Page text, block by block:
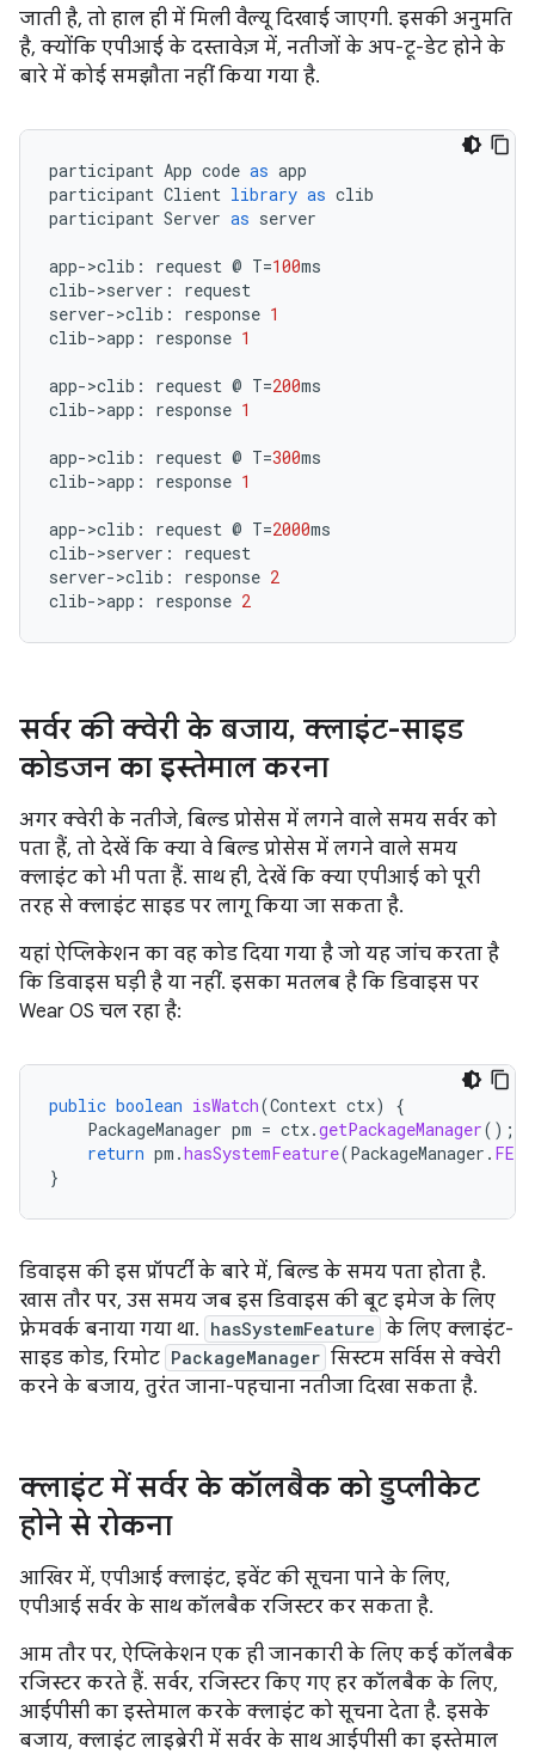
जाती है, तो हाल ही में मिली वैल्यू दिखाई जाएगी. इसकी अनुमति
है, क्योंकि एपीआई के दस्तावेज़ में, नतीजों के अप-टू-डेट होने के
बारे में कोई समझौता नहीं किया गया है.
participant App code as app
participant Client library as clib
participant Server as server
app->clib : request @ T=100ms
clib->server :
request
server->clib : response 1
clib->app : response 1
app->clib : request @ T=200ms
clib->app : response 1
app->clib : request @ T=300ms
clib->app : response 1
app->clib : request @ T=2000ms
clib->server :
request
server->clib : response 2
clib->app : response 2
सर्वर की क्वेरी के बजाय, क्लाइंट-साइड
कोडजन का इस्तेमाल करना
अगर क्वेरी के नतीजे, बिल्ड प्रोसेस में लगने वाले समय सर्वर को
पता हैं, तो देखें कि क्या वे बिल्ड प्रोसेस में लगने वाले समय
क्लाइंट को भी पता हैं. साथ ही, देखें कि क्या एपीआई को पूरी
तरह से क्लाइंट साइड पर लागू किया जा सकता है.
यहां ऐप्लिकेशन का वह कोड दिया गया है जो यह जांच करता है
कि डिवाइस घड़ी है या नहीं. इसका मतलब है कि डिवाइस पर
Wear OS चल रहा है:
public boolean isWatch(Context ctx)
{
PackageManager pm = ctx.getPackageManager();
return pm .hasSystemFeature(PackageManager .
}
डिवाइस की इस प्रॉपर्टी के बारे में, बिल्ड के समय पता होता है.
खास तौर पर, उस समय जब इस डिवाइस की बूट इमेज के लिए
फ़्रेमवर्क बनाया गया था. hasSystemFeature के लिए क्लाइंट-
साइड कोड, रिमोट PackageManager सिस्टम सर्विस से क्वेरी
करने के बजाय, तुरंत जाना-पहचाना नतीजा दिखा सकता है.
क्लाइंट में सर्वर के कॉलबैक को डुप्लीकेट
होने से रोकना
आखिर में, एपीआई क्लाइंट, इवेंट की सूचना पाने के लिए,
एपीआई सर्वर के साथ कॉलबैक रजिस्टर कर सकता है.
आम तौर पर, ऐप्लिकेशन एक ही जानकारी के लिए कई कॉलबैक
रजिस्टर करते हैं. सर्वर, रजिस्टर किए गए हर कॉलबैक के लिए,
आईपीसी का इस्तेमाल करके क्लाइंट को सूचना देता है. इसके
बजाय, क्लाइंट लाइब्रेरी में सर्वर के साथ आईपीसी का इस्तेमाल